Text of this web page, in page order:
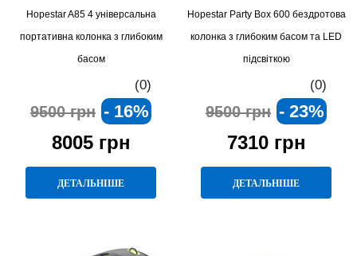
Hopestar A85 4 універсальна
портативна колонка з глибоким
басом
(0)
9500 грн - 16%
8005 грн
ДЕТАЛЬНІШЕ
Hopestar Party Box 600 бездротова
колонка з глибоким басом та LED
підсвіткою
(0)
9500 грн - 23%
7310 грн
ДЕТАЛЬНІШЕ